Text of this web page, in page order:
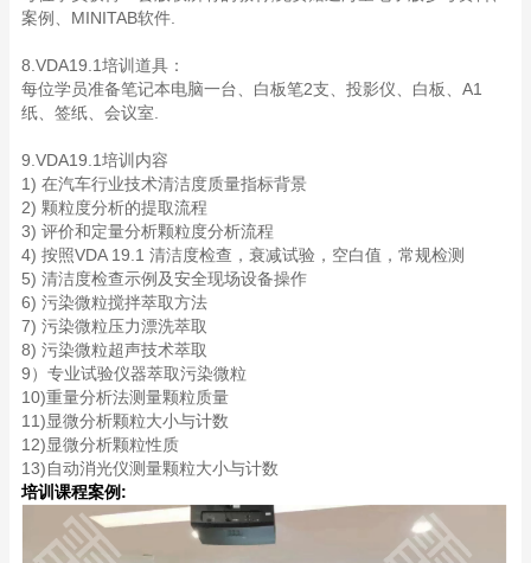
案例、MINITAB软件.
8.VDA19.1培训道具：
每位学员准备笔记本电脑一台、白板笔2支、投影仪、白板、A1
纸、签纸、会议室.
9.VDA19.1培训内容
1) 在汽车行业技术清洁度质量指标背景
2) 颗粒度分析的提取流程
3) 评价和定量分析颗粒度分析流程
4) 按照VDA 19.1 清洁度检查，衰减试验，空白值，常规检测
5) 清洁度检查示例及安全现场设备操作
6) 污染微粒搅拌萃取方法
7) 污染微粒压力漂洗萃取
8) 污染微粒超声技术萃取
9）专业试验仪器萃取污染微粒
10)重量分析法测量颗粒质量
11)显微分析颗粒大小与计数
12)显微分析颗粒性质
13)自动消光仪测量颗粒大小与计数
培训课程案例: